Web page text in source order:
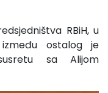
RBiH, u
ostalog je
sa Alijom